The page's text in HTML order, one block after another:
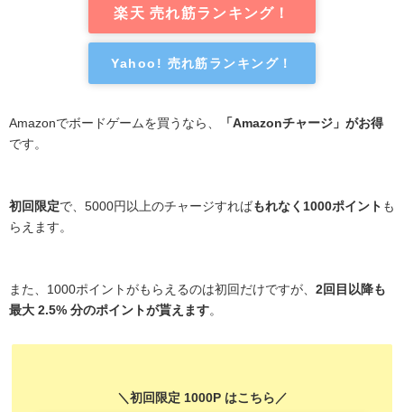
楽天 売れ筋ランキング！
Yahoo! 売れ筋ランキング！
Amazonでボードゲームを買うなら、
「Amazonチャージ」がお得
です。
初回限定で、5000円以上のチャージすればもれなく1000ポイント も
らえます。
また、1000ポイントがもらえるのは初回だけですが、 2回目以降も
最大 2.5% 分のポイントが貰えます。
＼初回限定 1000P はこちら／